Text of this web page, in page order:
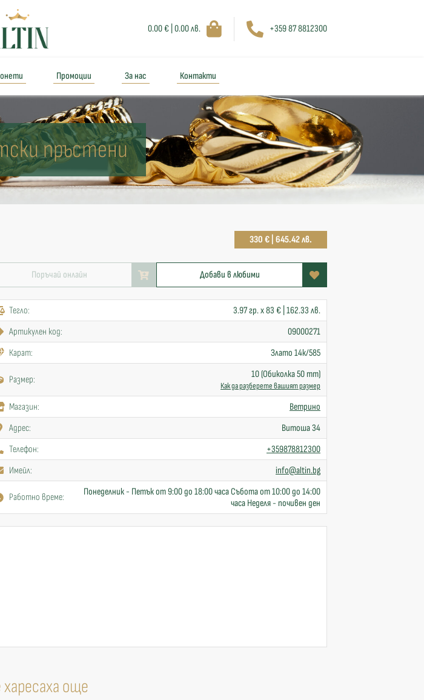
0.00 € | 0.00 лв. +359 87 8812300
Промоции За нас Контакти
пръстени
330 € | 645.42 лв.
Поръчай онлайн Добави в любими
Тегло:
3.97 гр. x 83 € | 162.33 лв.
Артикулен код:
09000271
Карат:
Злато 14к/585
Размер: 10 (Обиколка 50 mm)
Как да разберете вашият размер
Mагазин:
Ветрино
Адрес:
Витоша 34
Телефон:
+359878812300
Имейл:
info@altin.bg
Работно време:
Понеделник - Петък от 9:00 до 18:00 часа Събота от 10:00 до 14:00
часа Неделя - почивен ден
още